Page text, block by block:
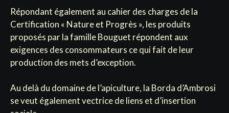
Répondant également au cahier des charges de la
Certification « Nature et Progrès », les produits
proposés par la famille Bouguet répondent aux
exigences des consommateurs ce qui fait de leur
production des mets d’exception.
Au delà du domaine de l’apiculture, la Borda d’Ambrosi
se veut également vectrice de liens et d’insertion